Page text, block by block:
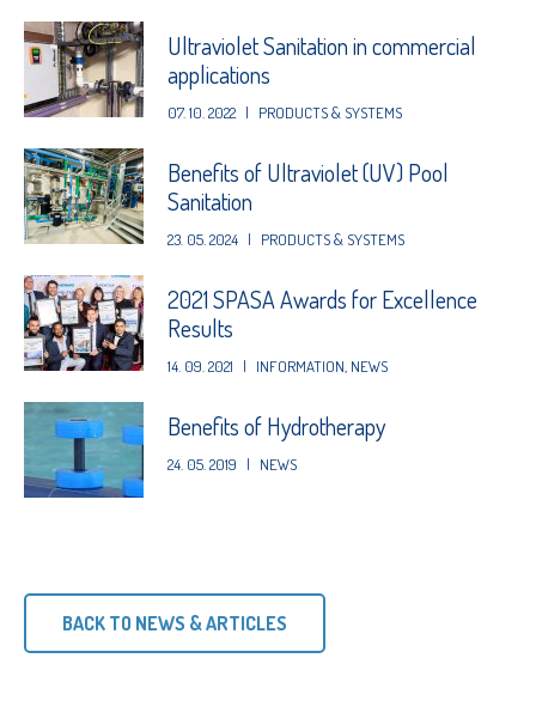
Ultraviolet Sanitation in commercial
applications
07. 10. 2022 | PRODUCTS & SYSTEMS
Benefits of Ultraviolet (UV) Pool
Sanitation
23. 05. 2024 | PRODUCTS & SYSTEMS
2021 SPASA Awards for Excellence
Results
14. 09. 2021 | INFORMATION NEWS
Benefits of Hydrotherapy
24. 05. 2019 | NEWS
BACK TO NEWS & ARTICLES